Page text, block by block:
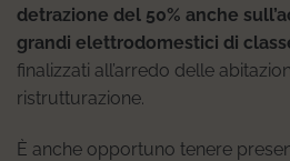
detrazione del 50% anche
grandi elettrodomestici di
finalizzati all’arredo delle
ristrutturazione.
È anche opportuno tenere